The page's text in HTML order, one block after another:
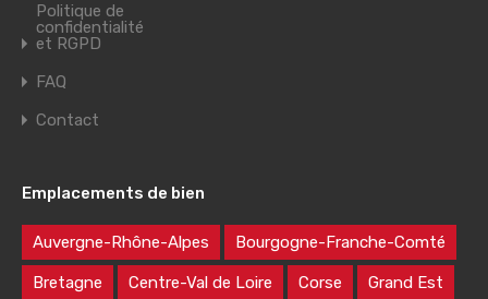
Politique de
confidentialité
et RGPD
FAQ
Contact
Emplacements de bien
Auvergne-Rhône-Alpes Bourgogne-Franche-Comté
Bretagne Centre-Val de Loire Corse Grand Est